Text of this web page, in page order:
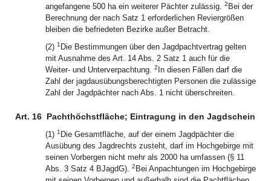
angefangene 500 ha ein weiterer Pächter zulässig. 2 Bei der
Berechnung der nach Satz 1 erforderlichen Reviergrößen
bleiben die befriedeten Bezirke außer Betracht.
(2) 1 Die Bestimmungen über den Jagdpachtvertrag gelten
mit Ausnahme des Art. 14 Abs. 2 Satz 1 auch für die
Weiter- und Unterverpachtung. 2 In diesen Fällen darf die
Zahl der jagdausübungsberechtigten Personen die zulässige
Zahl der Jagdpächter nach Abs. 1 nicht überschreiten.
Art. 16 Pachthöchstfläche; Eintragung in den Jagdschein
(1) 1 Die Gesamtfläche, auf der einem Jagdpächter die
Ausübung des Jagdrechts zusteht, darf im Hochgebirge mit
seinen Vorbergen nicht mehr als 2000 ha umfassen (§ 11
Abs. 3 Satz 4 BJagdG). 2 Bei Anpachtungen im Hochgebirge